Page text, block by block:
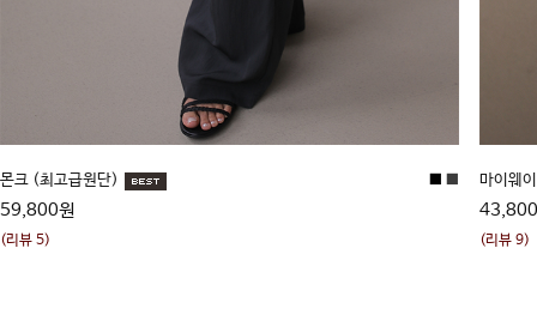
몬크 (최고급원단)
59,800원
(리뷰 5)
마이웨
(리뷰 9)